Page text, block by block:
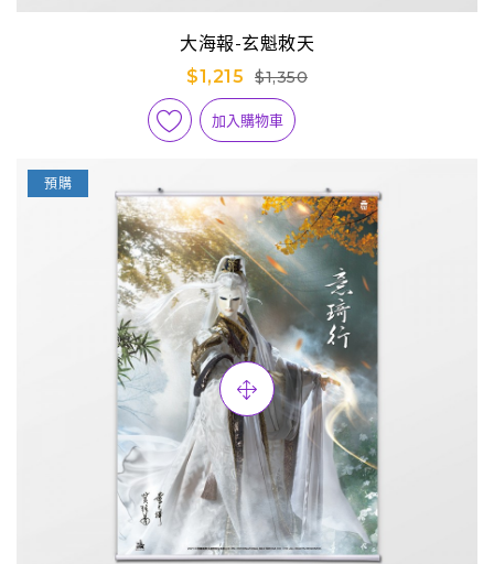
大海報-玄魁敇天
$1,215
$1,350
加入購物車
預購